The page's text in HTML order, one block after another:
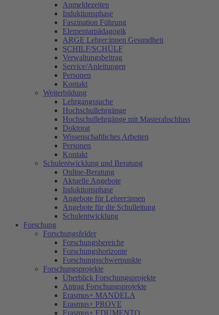
Anmeldezeiten
Induktionsphase
Faszination Führung
Elementarpädagogik
ARGE Lehrer:innen Gesundheit
SCHILF/SCHÜLF
Verwaltungsbeitrag
Service/Anleitungen
Personen
Kontakt
Weiterbildung
Lehrgangssuche
Hochschullehrgänge
Hochschullehrgänge mit Masterabschluss
Doktorat
Wissenschaftliches Arbeiten
Personen
Kontakt
Schulentwicklung und Beratung
Online-Beratung
Aktuelle Angebote
Induktionsphase
Angebote für Lehrer:innen
Angebote für die Schulleitung
Schulentwicklung
Forschung
Forschungsfelder
Forschungsbereiche
Forschungshorizonte
Forschungsschwerpunkte
Forschungsprojekte
Überblick Forschungsprojekte
Antrag Forschungsprojekte
Erasmus+ MANDELA
Erasmus+ PROVE
Erasmus+ EDUMENTO